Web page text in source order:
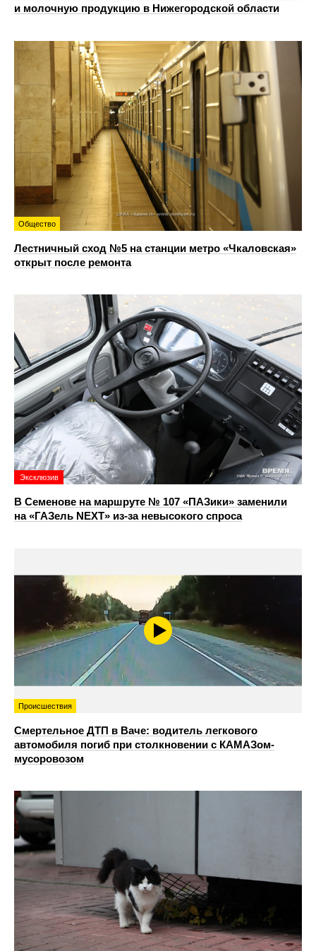
и молочную продукцию в Нижегородской области
Общество
Лестничный сход №5 на станции метро «Чкаловская»
открыт после ремонта
Эксклюзив
В Семенове на маршруте № 107 «ПАЗики» заменили
на «ГАЗель NEXT» из‑за невысокого спроса
Происшествия
Смертельное ДТП в Ваче: водитель легкового
автомобиля погиб при столкновении с КАМАЗом-
мусоровозом